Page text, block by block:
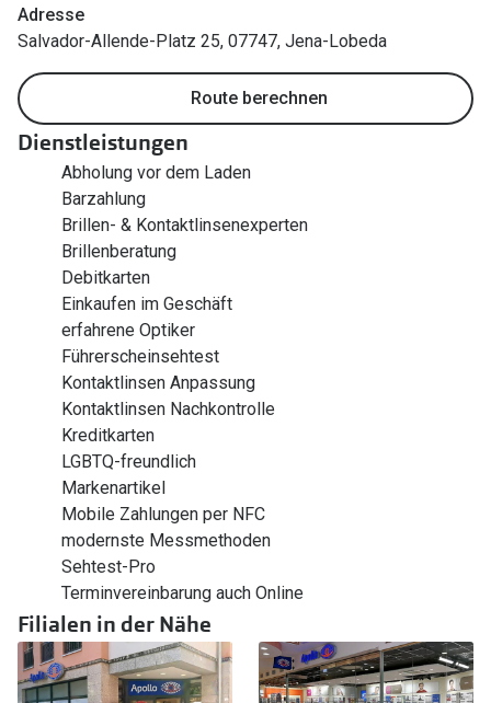
Brillenbügel
Brillenkettchen
Adresse
Salvador-Allende-Platz 25, 07747, Jena-Lobeda
Route berechnen
Dienstleistungen
Abholung vor dem Laden
Barzahlung
Brillen- & Kontaktlinsenexperten
Brillenberatung
Debitkarten
Einkaufen im Geschäft
erfahrene Optiker
Führerscheinsehtest
Kontaktlinsen Anpassung
Kontaktlinsen Nachkontrolle
Kreditkarten
LGBTQ-freundlich
Markenartikel
Mobile Zahlungen per NFC
modernste Messmethoden
Sehtest-Pro
Terminvereinbarung auch Online
Filialen in der Nähe